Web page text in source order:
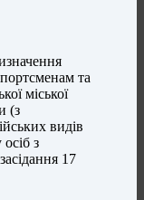
та
міської
(з
видів
з
17